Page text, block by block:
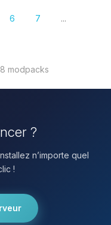
6 7
...
modpacks
?
n’importe quel
!